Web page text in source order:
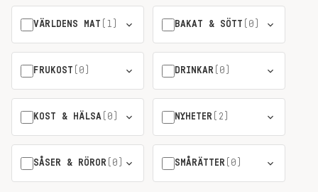
VÄRLDENS MAT (1) BAKAT & SÖTT (0)
FRUKOST (0) DRINKAR (0)
KOST & HÄLSA (0) NYHETER (2)
SÅSER & RÖROR (0) SMÅRÄTTER (0)